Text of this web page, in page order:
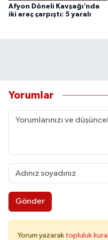
Afyon Döneli Kavşağı’nda
iki araç çarpıştı: 5 yaralı
Yorumlar
Gönder
Yorum yazarak topluluk